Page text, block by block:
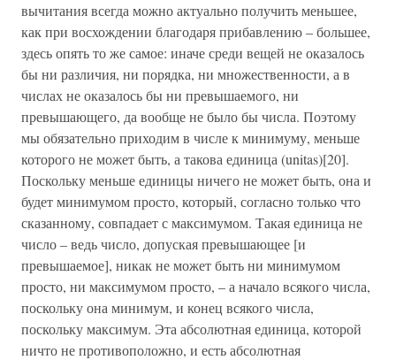
вычитания всегда можно актуально получить меньшее,
как при восхождении благодаря прибавлению – большее,
здесь опять то же самое: иначе среди вещей не оказалось
бы ни различия, ни порядка, ни множественности, а в
числах не оказалось бы ни превышаемого, ни
превышающего, да вообще не было бы числа. Поэтому
мы обязательно приходим в числе к минимуму, меньше
которого не может быть, а такова единица (unitas)[20].
Поскольку меньше единицы ничего не может быть, она и
будет минимумом просто, который, согласно только что
сказанному, совпадает с максимумом. Такая единица не
число – ведь число, допуская превышающее [и
превышаемое], никак не может быть ни минимумом
просто, ни максимумом просто, – а начало всякого числа,
поскольку она минимум, и конец всякого числа,
поскольку максимум. Эта абсолютная единица, которой
ничто не противоположно, и есть абсолютная